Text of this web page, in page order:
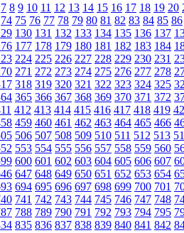
7 8 9 10 11 12 13 14 15 16 17 18 19 20
74 75 76 77 78 79 80 81 82 83 84 85 86
130 131 132 133 134 135 136 137
177 178 179 180 181 182 183 184
224 225 226 227 228 229 230 231
271 272 273 274 275 276 277 278
318 319 320 321 322 323 324 325
365 366 367 368 369 370 371 372
412 413 414 415 416 417 418 419
459 460 461 462 463 464 465 466
506 507 508 509 510 511 512 513
553 554 555 556 557 558 559 560
600 601 602 603 604 605 606 607
647 648 649 650 651 652 653 654
694 695 696 697 698 699 700 701
741 742 743 744 745 746 747 748
788 789 790 791 792 793 794 795
835 836 837 838 839 840 841 842